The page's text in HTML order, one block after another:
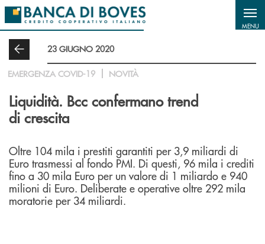
Salta al contenuto principale
MENU
23 GIUGNO 2020
EMERGENZA COVID-19 NOVITÀ
Liquidità. Bcc confermano trend
di crescita
Oltre 104 mila i prestiti garantiti per 3,9 miliardi di
Euro trasmessi al fondo PMI. Di questi, 96 mila i crediti
fino a 30 mila Euro per un valore di 1 miliardo e 940
milioni di Euro. Deliberate e operative oltre 292 mila
moratorie per 34 miliardi.